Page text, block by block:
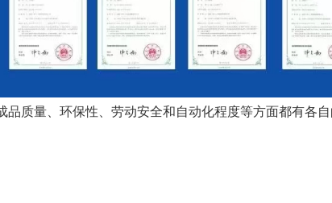
质量、环保性、劳动安全和自动化程度等方面都有各